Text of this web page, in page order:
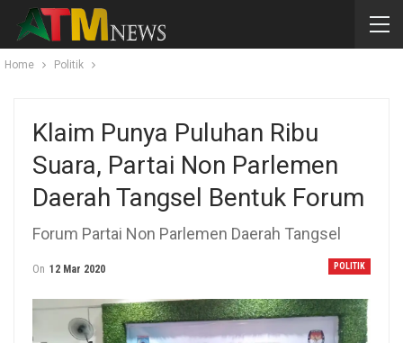
Home Politik
Klaim Punya Puluhan Ribu
Suara, Partai Non Parlemen
Daerah Tangsel Bentuk Forum
Forum Partai Non Parlemen Daerah Tangsel
POLITIK
On 12 Mar 2020